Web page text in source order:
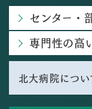
センター・
専門性の高
北大病院につい